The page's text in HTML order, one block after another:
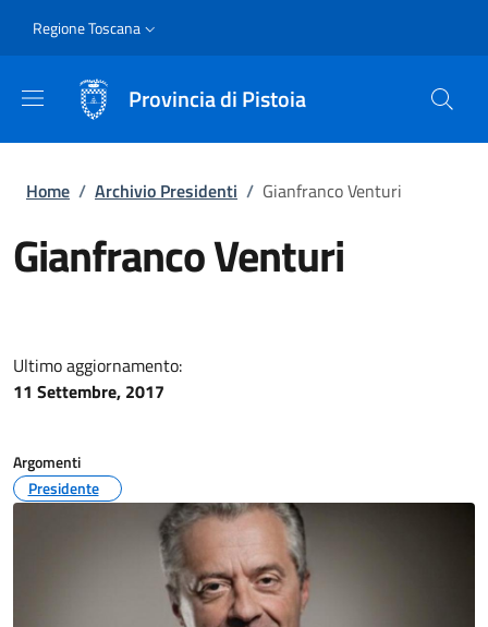
Slim
Regione Toscana
Provincia di Pistoia
Briciole di pane
Home / Archivio Presidenti / Gianfranco Venturi
Gianfranco Venturi
Ultimo aggiornamento:
11 Settembre, 2017
Argomenti
Presidente